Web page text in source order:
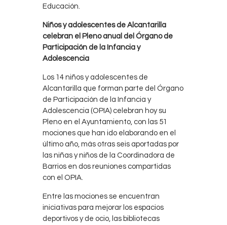
Educación.
Niños y adolescentes de Alcantarilla
celebran el Pleno anual del Órgano de
Participación de la Infancia y
Adolescencia
Los 14 niños y adolescentes de
Alcantarilla que forman parte del Órgano
de Participación de la Infancia y
Adolescencia (OPIA) celebran hoy su
Pleno en el Ayuntamiento, con las 51
mociones que han ido elaborando en el
último año, más otras seis aportadas por
las niñas y niños de la Coordinadora de
Barrios en dos reuniones compartidas
con el OPIA.
Entre las mociones se encuentran
iniciativas para mejorar los espacios
deportivos y de ocio, las bibliotecas